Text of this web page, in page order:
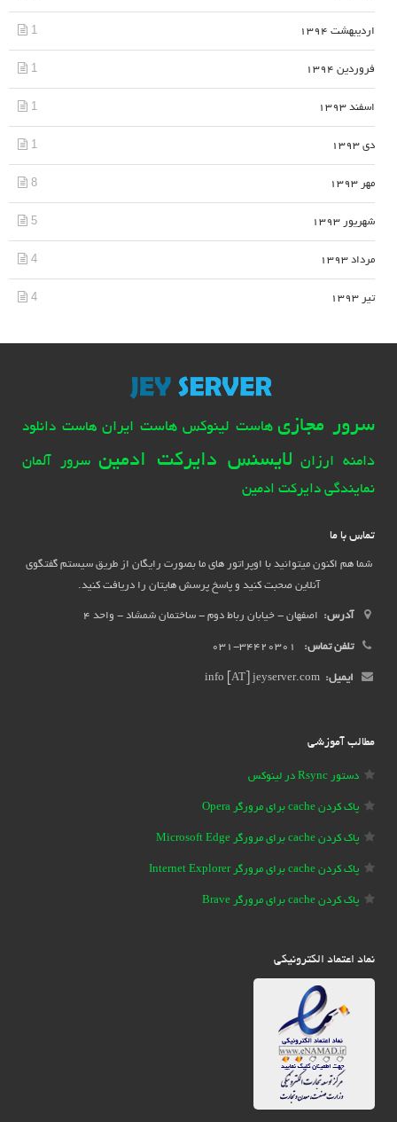
اردیبهشت 1394 1
فروردین 1394 1
اسفند 1393 1
دی 1393 1
مهر 1393 8
شهریور 1393 5
مرداد 1393 4
تیر 1393 4
سرور مجازی هاست لینوکس هاست ایران هاست دانلود
دامنه ارزان لایسنس دایرکت ادمین سرور آلمان
نمایندگی دایرکت ادمین
تماس با ما
شما هم اکنون میتوانید با اوپراتور های ما بصورت رایگان از طریق سیستم گفتگوی
آنلاین صحبت کنید و پاسخ پرسش هایتان را دریافت کنید.
آدرس: اصفهان - خیابان رباط دوم - ساختمان شمشاد - واحد 4
تلفن تماس:
ایمیل:
مطالب آموزشی
دستور Rsync در لینوکس
پاک کردن cache برای مرورگر Opera
پاک کردن cache برای مرورگر Microsoft Edge
پاک کردن cache برای مرورگر Internet Explorer
پاک کردن cache برای مرورگر Brave
نماد اعتماد الکترونیکی